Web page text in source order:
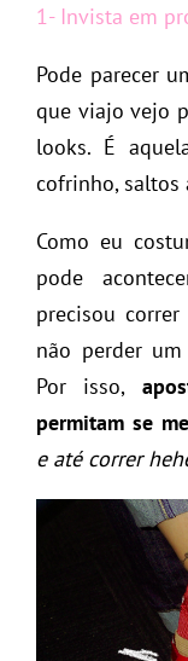
1- Invista em
Pode parecer
que viajo vejo
looks. É
cofrinho, saltos
Como eu
pode
precisou
não perder
Por isso,
permitam se
e até correr